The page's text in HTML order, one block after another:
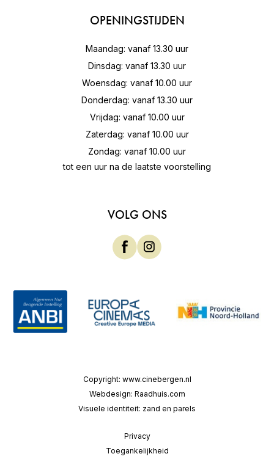
OPENINGSTIJDEN
Maandag: vanaf 13.30 uur
Dinsdag: vanaf 13.30 uur
Woensdag: vanaf 10.00 uur
Donderdag: vanaf 13.30 uur
Vrijdag: vanaf 10.00 uur
Zaterdag: vanaf 10.00 uur
Zondag: vanaf 10.00 uur
tot een uur na de laatste voorstelling
VOLG ONS
Copyright: www.cinebergen.nl
Webdesign: Raadhuis.com
Visuele identiteit: zand en parels
Privacy
Toegankelijkheid